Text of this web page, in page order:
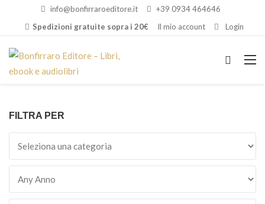
info@bonfirraroeditore.it
+39 0934 464646
Spedizioni gratuite sopra i 20€
Il mio account Login
FILTRA PER